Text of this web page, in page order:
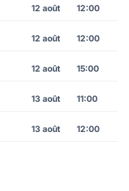
12 août 12:00
12 août 12:00
12 août 15:00
13 août 11:00
13 août 12:00